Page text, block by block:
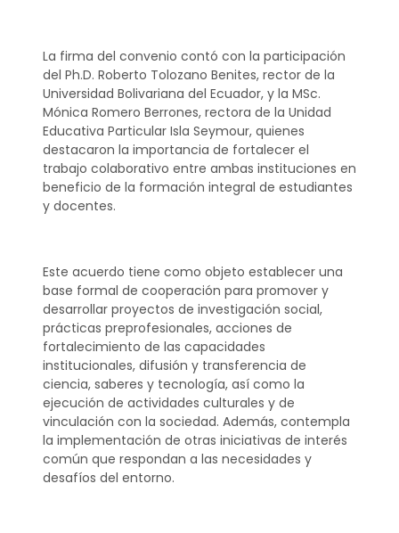
La firma del convenio contó con la participación
del Ph.D. Roberto Tolozano Benites, rector de la
Universidad Bolivariana del Ecuador, y la MSc.
Mónica Romero Berrones, rectora de la Unidad
Educativa Particular Isla Seymour, quienes
destacaron la importancia de fortalecer el
trabajo colaborativo entre ambas instituciones en
beneficio de la formación integral de estudiantes
y docentes.
Este acuerdo tiene como objeto establecer una
base formal de cooperación para promover y
desarrollar proyectos de investigación social,
prácticas preprofesionales, acciones de
fortalecimiento de las capacidades
institucionales, difusión y transferencia de
ciencia, saberes y tecnología, así como la
ejecución de actividades culturales y de
vinculación con la sociedad. Además, contempla
la implementación de otras iniciativas de interés
común que respondan a las necesidades y
desafíos del entorno.